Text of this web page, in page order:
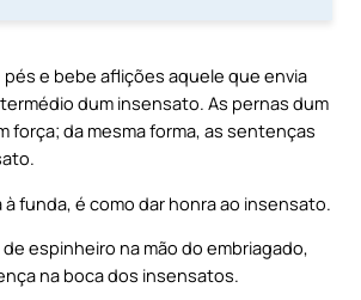
e bebe aflições aquele que envia
dum insensato. As pernas dum
força; da mesma forma, as sentenças
à funda, é como dar honra ao insensato.
espinheiro na mão do embriagado,
na boca dos insensatos.